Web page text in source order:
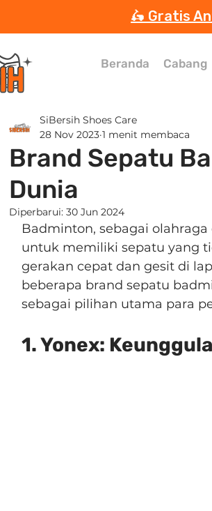
🛵 Gratis
Beranda Cabang
Brand Sepatu
Dunia
SiBersih Shoes Care
28 Nov 2023 1 menit membaca
Diperbarui: 30 Jun 2024
Badminton, sebagai
untuk memiliki sepatu yang
gerakan cepat dan gesit di
beberapa brand sepatu
sebagai pilihan utama para
1. Yonex: